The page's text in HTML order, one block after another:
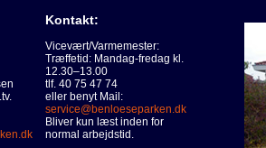
Kontakt:
Vicevært/Varmemester:
Træffetid: Mandag-fredag kl.
12.30–13.00
tlf. 40 75 47 74
eller benyt Mail:
service@benloeseparken.dk
Bliver kun læst inden for
normal arbejdstid.